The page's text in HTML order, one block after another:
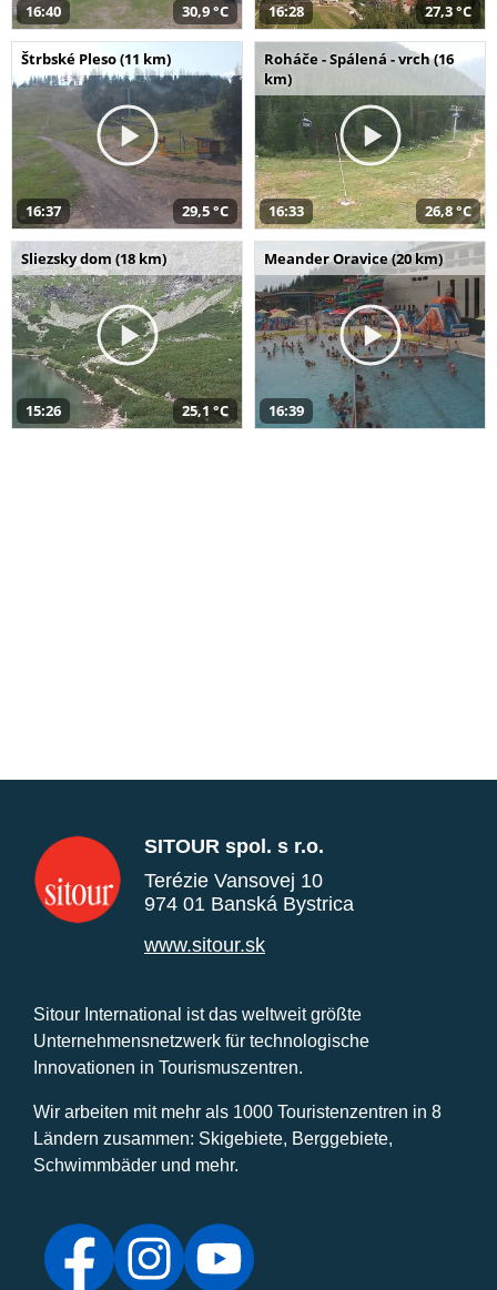
16:40 30,9 °C 16:28 27,3 °C
Štrbské Pleso (11 km)
16:37 29,5 °C
Roháče - Spálená - vrch (16
km)
16:33 26,8 °C
Sliezsky dom (18 km)
15:26 25,1 °C
Meander Oravice (20 km)
16:39
SITOUR spol. s r.o.
Terézie Vansovej 10
974 01 Banská Bystrica
www.sitour.sk
Sitour International ist das weltweit größte
Unternehmensnetzwerk für technologische
Innovationen in Tourismuszentren.
Wir arbeiten mit mehr als 1000 Touristenzentren in 8
Ländern zusammen: Skigebiete, Berggebiete,
Schwimmbäder und mehr.